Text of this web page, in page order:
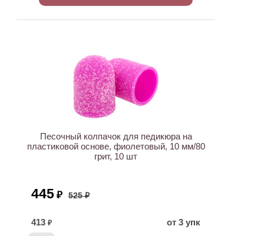
Песочный колпачок для педикюра на
пластиковой основе, фиолетовый, 10 мм/80
грит, 10 шт
445 ₽ 525 ₽
413 ₽
от 3 упк